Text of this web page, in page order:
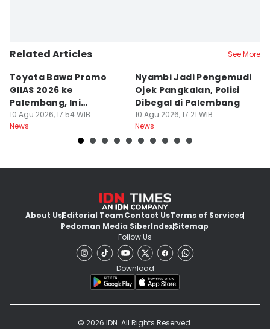
Related Articles See More
Toyota Bawa Promo
GIIAS 2026 ke
Palembang, Ini
Penawaran
Menariknya!
10 Agu 2026, 17:54 WIB
News
Nyambi Jadi Pengemudi
Ojek Pangkalan, Polisi
Dibegal di Palembang
10 Agu 2026, 17:21 WIB
News
About UsEditorial TeamContact UsTerms of Services
Pedoman Media SiberIndexSitemap
Follow Us
Download
© 2026 IDN. All Rights Reserved.